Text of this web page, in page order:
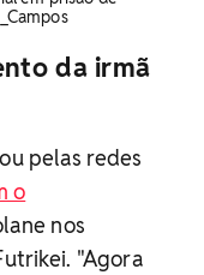
da irmã
pelas redes
o
nos
"Agora